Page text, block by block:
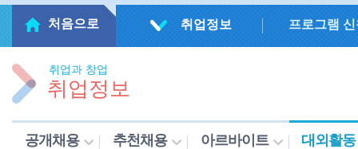
처음으로 취업정보 프로그램
취업과 창업
취업정보
공개채용 추천채용 아르바이트 대외활동